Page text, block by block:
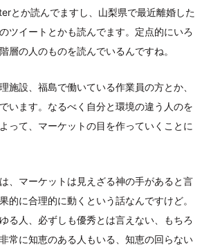
とか読んでますし、山梨県で最近離婚した
ツイートとかも読んでます。定点的にいろ
層の人のものを読んでいるんですね。
施設、福島で働いている作業員の方とか、
います。なるべく自分と環境の違う人のを
って、マーケットの目を作っていくことに
、マーケットは見えざる神の手があると言
的に合理的に動くという話なんですけど。
る人、必ずしも優秀とは言えない、もちろ
常に知恵のある人もいる、知恵の回らない